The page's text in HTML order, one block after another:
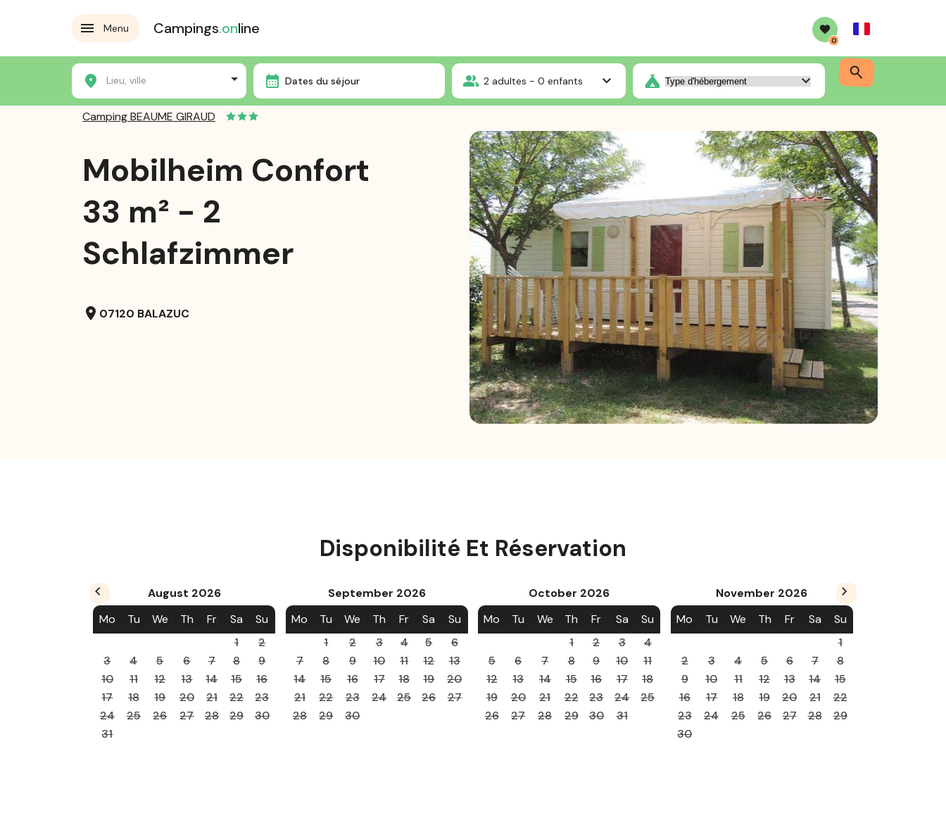
Menu Campings.online
0
Lieu, ville Dates du séjour 2adultes - 0 enfants
Accueil Die Campingplätze Camping BEAUME GIRAUD Mobilheim Confort 33 m² - 2 Schlafzimmer
Camping BEAUME GIRAUD
Mobilheim Confort
33 m² - 2
Schlafzimmer
location_on 07120 BALAZUC
Disponibilité Et Réservation
August 2026
Mo
Tu We Th Fr Sa
Su
1
2
3
4 5 6 7 8
9
10
11 12 13 14 15
16
17
18 19 20 21 22
23
24
25 26 27 28 29
30
31
September 2026
Mo
Tu We Th Fr Sa
Su
1
2 3 4 5
6
7
8 9 10 11 12
13
14
15 16 17 18 19
20
21
22 23 24 25 26
27
28
29 30
October 2026
Mo
Tu We Th Fr Sa
Su
1
2 3
4
5
6 7 8 9 10
11
12
13 14 15 16 17
18
19
20 21 22 23 24
25
26
27 28 29 30 31
November 2026
Mo
Tu We Th Fr Sa
Su
1
2
3 4 5 6 7
8
9
10 11 12 13 14
15
16
17 18 19 20 21
22
23
24 25 26 27 28
29
30